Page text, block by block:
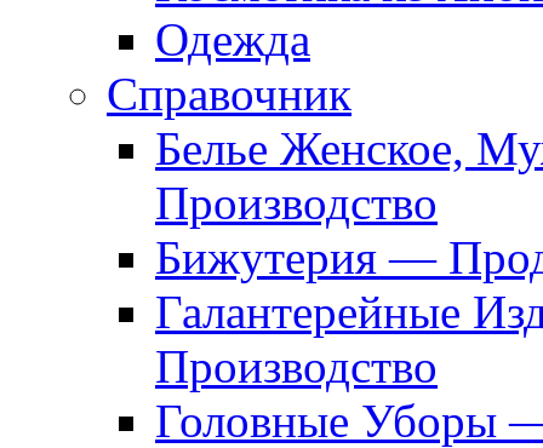
Одежда
Справочник
Белье Женское,
Производство
Бижутерия —
Галантерейные
Производство
Головные Уборы